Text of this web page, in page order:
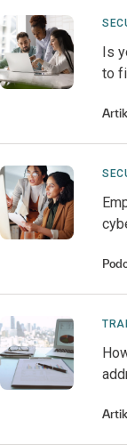
Is
to